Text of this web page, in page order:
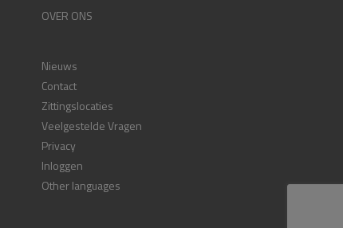
OVER ONS
Nieuws
Contact
Zittingslocaties
Veelgestelde Vragen
Privacy
Inloggen
Other languages